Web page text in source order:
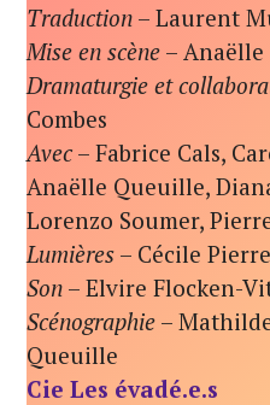
Traduction – Laurent
Mise en scène –
Dramaturgie et
Combes
Avec – Fabrice Cals,
Anaëlle Queuille,
Lorenzo Soumer,
Lumières – Cécile
Son – Elvire Flocken-
Scénographie –
Queuille
Cie Les évadé.e.s